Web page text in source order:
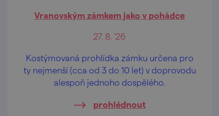
Vranovským zámkem jako v pohádce
27. 8. '26
Kostýmovaná prohlídka zámku určena pro
ty nejmenší (cca od 3 do 10 let) v doprovodu
alespoň jednoho dospělého.
prohlédnout